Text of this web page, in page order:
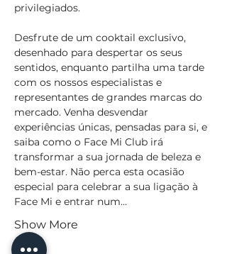
privilegiados.
Desfrute de um cooktail exclusivo,
desenhado para despertar os seus
sentidos, enquanto partilha uma tarde
com os nossos especialistas e
representantes de grandes marcas do
mercado. Venha desvendar
experiências únicas, pensadas para si, e
saiba como o Face Mi Club irá
transformar a sua jornada de beleza e
bem-estar. Não perca esta ocasião
especial para celebrar a sua ligação à
Face Mi e entrar num…
Show More